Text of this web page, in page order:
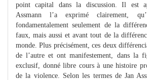
point capital dans la discussion. Il est
Assmann l’a exprimé clairement,
fondamentalement seulement de la
faux, mais aussi et avant tout de la
monde. Plus précisément, ces deux
de l’autre et ont manifestement, dans la
exclusif, donné libre cours à une histoire
de la violence. Selon les termes de Jan